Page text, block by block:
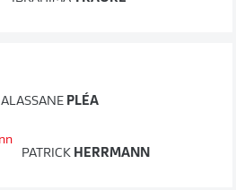
ALASSANE PLÉA
PATRICK HERRMANN